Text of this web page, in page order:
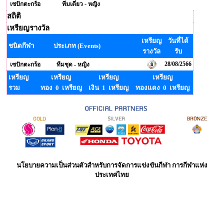
เซปักตะกร้อ
ทีมเดี่ยว - หญิง
สถิติ
เหรียญรางวัล
ชนิดกีฬา ประเภท (Events)
เหรียญ
รางวัล
วันที่ได้
รับ
เซปักตะกร้อ ทีมชุด - หญิง 28/08/2566
เหรียญ
รวม
เหรียญ
ทอง 0 เหรียญ
เหรียญ
เงิน 1 เหรียญ
เหรียญ
ทองแดง 0 เหรียญ
นโยบายความเป็นส่วนตัวสำหรับการจัดการแข่งขันกีฬา การกีฬาแห่ง
ประเทศไทย